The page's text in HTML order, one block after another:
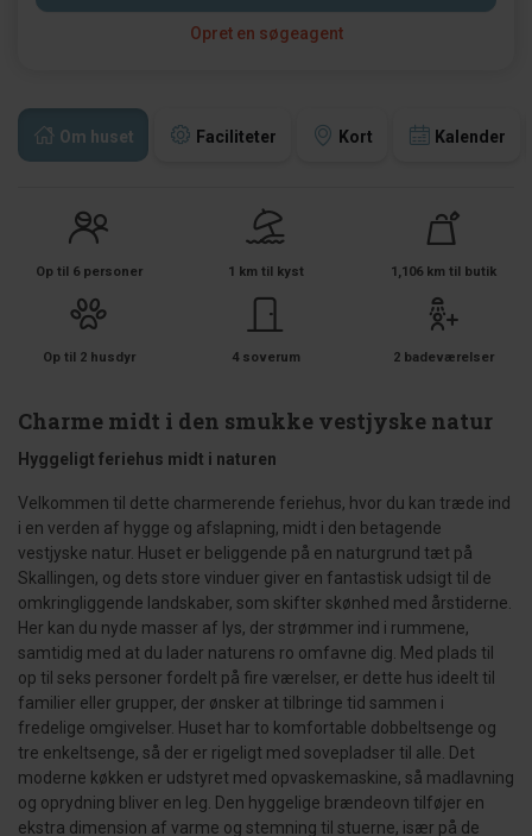
Om huset Faciliteter Kort Kalender
Op til 6 personer 1 km til kyst 1,106 km til butik
Op til 2 husdyr 4 soverum 2 badeværelser
Charme midt i den smukke vestjyske natur
Hyggeligt feriehus midt i naturen
Velkommen til dette charmerende feriehus, hvor du kan træde ind
i en verden af hygge og afslapning, midt i den betagende
vestjyske natur. Huset er beliggende på en naturgrund tæt på
Skallingen, og dets store vinduer giver en fantastisk udsigt til de
omkringliggende landskaber, som skifter skønhed med årstiderne.
Her kan du nyde masser af lys, der strømmer ind i rummene,
samtidig med at du lader naturens ro omfavne dig. Med plads til
op til seks personer fordelt på fire værelser, er dette hus ideelt til
familier eller grupper, der ønsker at tilbringe tid sammen i
fredelige omgivelser. Huset har to komfortable dobbeltsenge og
tre enkeltsenge, så der er rigeligt med sovepladser til alle. Det
moderne køkken er udstyret med opvaskemaskine, så madlavning
og oprydning bliver en leg. Den hyggelige brændeovn tilføjer en
ekstra dimension af varme og stemning til stuerne, især på de
Opret en søgeagent